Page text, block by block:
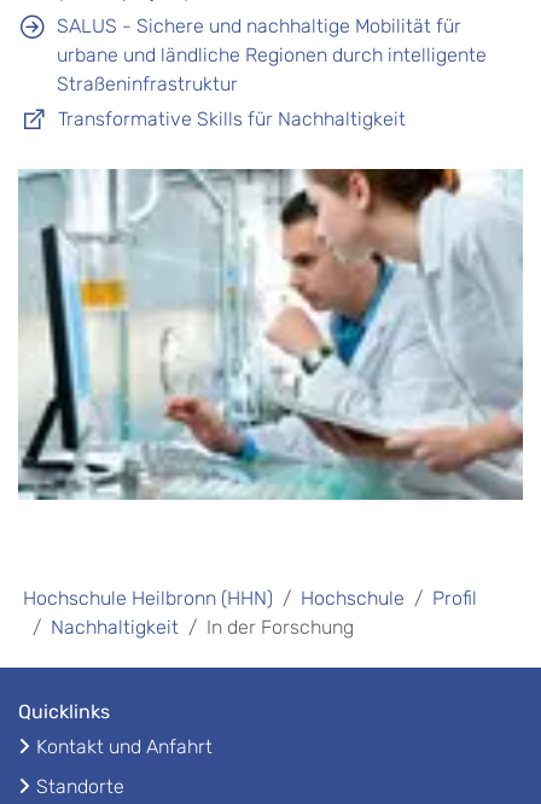
SALUS - Sichere und nachhaltige Mobilität für
urbane und ländliche Regionen durch intelligente
Straßeninfrastruktur
Transformative Skills für Nachhaltigkeit
Hochschule Heilbronn (HHN) Hochschule
Profil
Nachhaltigkeit
In der Forschung
Quicklinks
Kontakt und Anfahrt
Standorte